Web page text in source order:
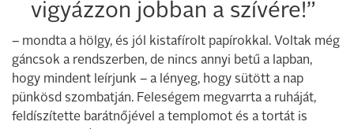
vigyázzon jobban a szívére!”
– mondta a hölgy, és jól kistafírolt papírokkal. Voltak még
gáncsok a rendszerben, de nincs annyi betű a lapban,
hogy mindent leírjunk – a lényeg, hogy sütött a nap
pünkösd szombatján. Feleségem megvarrta a ruháját,
feldíszítette barátnőjével a templomot és a tortát is